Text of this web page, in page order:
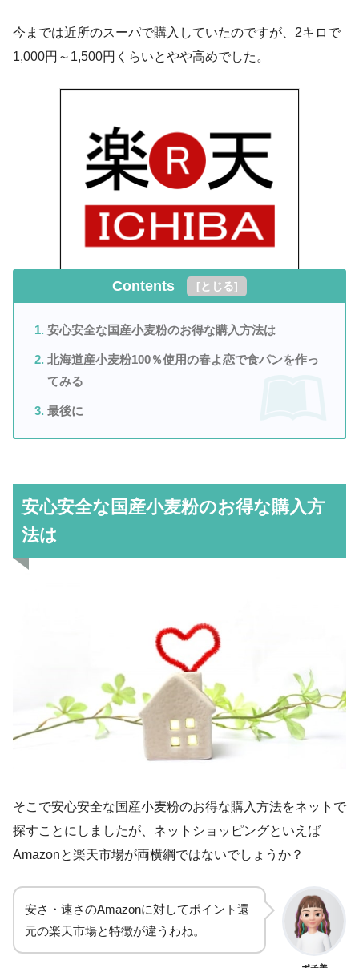
今までは近所のスーパで購入していたのですが、2キロで
1,000円～1,500円くらいとやや高めでした。
Contents [とじる]
安心安全な国産小麦粉のお得な購入方法は
北海道産小麦粉100％使用の春よ恋で食パンを作っ
てみる
最後に
安心安全な国産小麦粉のお得な購入方
法は
そこで安心安全な国産小麦粉のお得な購入方法をネットで
探すことにしましたが、ネットショッピングといえば
Amazonと楽天市場が両横綱ではないでしょうか？
安さ・速さのAmazonに対してポイント還
元の楽天市場と特徴が違うわね。